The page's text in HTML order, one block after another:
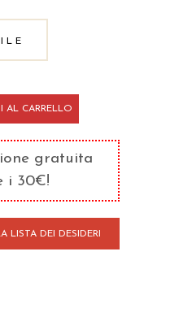
AL CARRELLO
gratuita
i 30€!
LISTA DEI DESIDERI